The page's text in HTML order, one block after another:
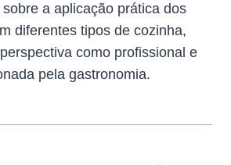
a aplicação prática dos
diferentes tipos de cozinha,
como profissional e
pela gastronomia.